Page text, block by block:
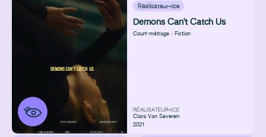
Réalisateur·rice
Demons Can't Catch Us
Court-métrage : Fiction
RÉALISATEUR•ICE
Clara Van Severen
2021